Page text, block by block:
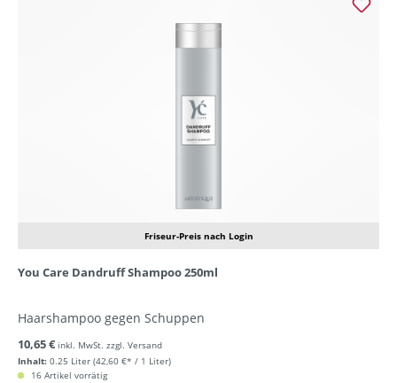
Friseur-Preis nach Login
You Care Dandruff Shampoo 250ml
Haarshampoo gegen Schuppen
Inhalt: 0.25 Liter (42,60 €* / 1 Liter)
10,65 € inkl. MwSt. zzgl. Versand
16 Artikel vorrätig